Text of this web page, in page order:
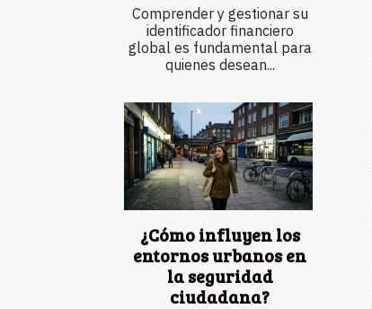
Comprender y gestionar su
identificador financiero
global es fundamental para
quienes desean...
¿Cómo influyen los
entornos urbanos en
la seguridad
ciudadana?